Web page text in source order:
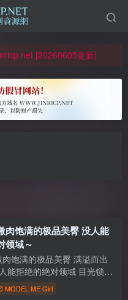
[20260605更新]
们提高了粉丝房购买门槛
网盘，其它网盘均不支持
条线” 的问题报告
[20260605更新]
肉饱满的极品美臀 没人能
领域～
饱满的极品美臀 满溢而出
能拒绝的绝对领域 目光锁死
的香汗肉体上~Where
grace, her radiant form
MODEL ME Girl